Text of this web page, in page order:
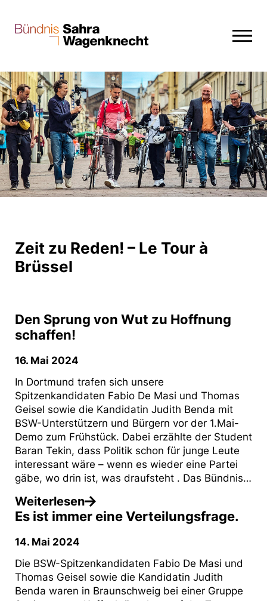
Zeit zu Reden! – Le Tour à
Brüssel
Den Sprung von Wut zu Hoffnung
schaffen!
16. Mai 2024
In Dortmund trafen sich unsere
Spitzenkandidaten Fabio De Masi und Thomas
Geisel sowie die Kandidatin Judith Benda mit
BSW-Unterstützern und Bürgern vor der 1.Mai-
Demo zum Frühstück. Dabei erzählte der Student
Baran Tekin, dass Politik schon für junge Leute
interessant wäre – wenn es wieder eine Partei
gäbe, wo drin ist, was draufsteht . Das Bündnis…
Weiterlesen
Es ist immer eine Verteilungsfrage.
14. Mai 2024
Die BSW-Spitzenkandidaten Fabio De Masi und
Thomas Geisel sowie die Kandidatin Judith
Benda waren in Braunschweig bei einer Gruppe